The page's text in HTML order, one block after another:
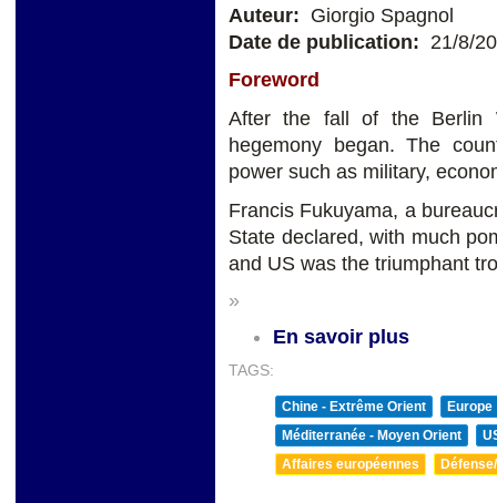
Auteur: Giorgio Spagnol
Date de publication: 21/8/
Foreword
After the fall of the Berlin
hegemony began. The
power such as military,
Francis Fukuyama, a
State declared, with much
and US was the triumphant
»
En savoir plus
TAGS:
Chine - Extrême Orient
Europe
Méditerranée - Moyen Orient
Affaires européennes